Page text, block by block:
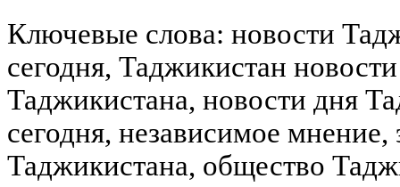
Ключевые слова: новости
сегодня, Таджикистан
Таджикистана, новости дня
сегодня, независимое
Таджикистана, общество